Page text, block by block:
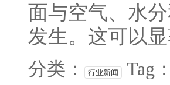
面与空气、水
发生。这可以
分类： 行业新闻 Tag：